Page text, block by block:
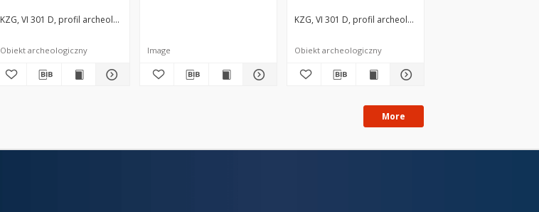
KZG, VI 301 D, profil archeologiczny S wykopu średniowiecze wczesne
Obiekt archeologiczny Image
KZG, VI 301 D, profil archeologiczny W i plan wykopu
Obiekt archeologiczny
More